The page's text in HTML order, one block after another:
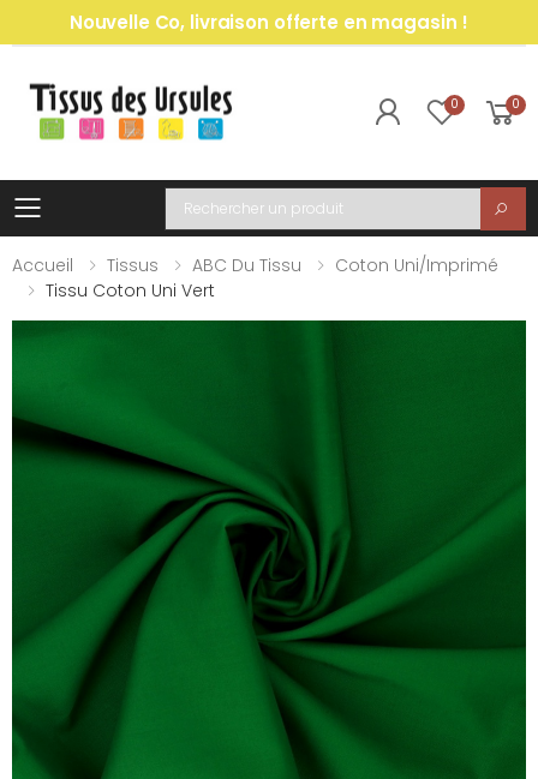
Nouvelle Co, livraison offerte en magasin !
0 0
Toggle mobile menu
Recherche
Accueil
Tissus ABC Du Tissu
Coton Uni/imprimé
Tissu Coton Uni Vert